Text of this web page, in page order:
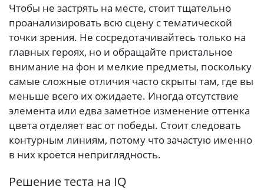
Чтобы не застрять на месте, стоит тщательно
проанализировать всю сцену с тематической
точки зрения. Не сосредотачивайтесь только на
главных героях, но и обращайте пристальное
внимание на фон и мелкие предметы, поскольку
самые сложные отличия часто скрыты там, где вы
меньше всего их ожидаете. Иногда отсутствие
элемента или едва заметное изменение оттенка
цвета отделяет вас от победы. Стоит следовать
контурным линиям, потому что зачастую именно
в них кроется неприглядность.
Решение теста на IQ